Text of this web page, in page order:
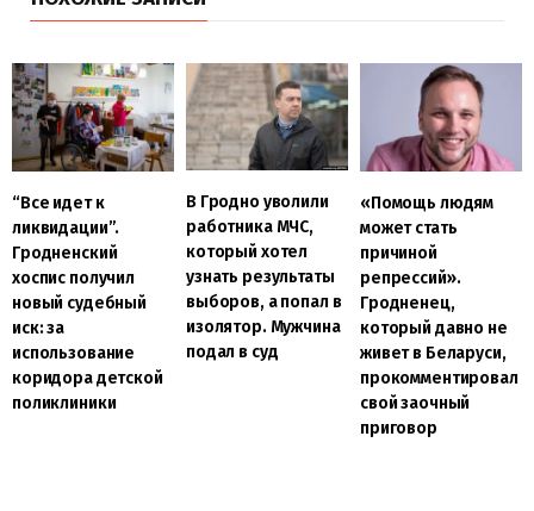
“Все идет к
ликвидации”.
Гродненский
хоспис получил
новый судебный
иск: за
использование
коридора детской
поликлиники
В Гродно уволили
работника МЧС,
который хотел
узнать результаты
выборов, а попал в
изолятор. Мужчина
подал в суд
«Помощь людям
может стать
причиной
репрессий».
Гродненец,
который давно не
живет в Беларуси,
прокомментировал
свой заочный
приговор